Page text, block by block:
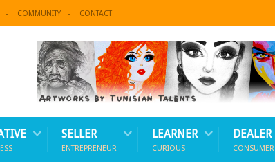
COMMUNITY CONTACT
SELLER
ENTREPRENEUR
LEARNER
CURIOUS
DEALER
CONSUMER